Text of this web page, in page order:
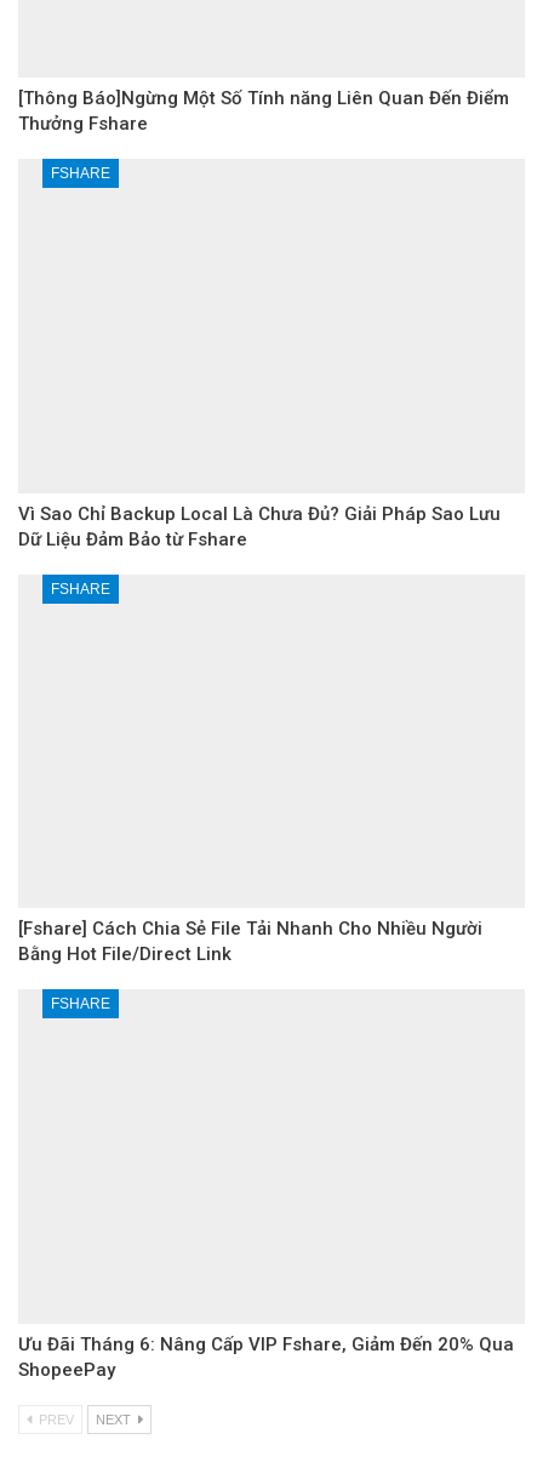
[Thông Báo]Ngừng Một Số Tính năng Liên Quan Đến Điểm
Thưởng Fshare
FSHARE
Vì Sao Chỉ Backup Local Là Chưa Đủ? Giải Pháp Sao Lưu
Dữ Liệu Đảm Bảo từ Fshare
FSHARE
[Fshare] Cách Chia Sẻ File Tải Nhanh Cho Nhiều Người
Bằng Hot File/Direct Link
FSHARE
Ưu Đãi Tháng 6: Nâng Cấp VIP Fshare, Giảm Đến 20% Qua
ShopeePay
PREV NEXT